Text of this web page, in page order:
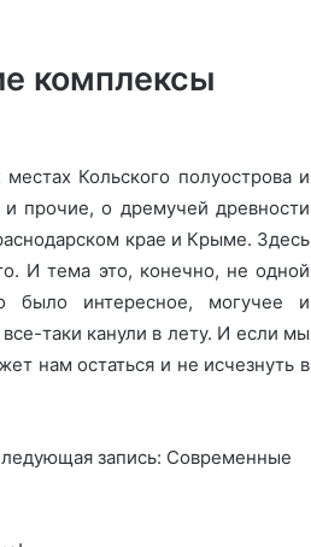
комплексы
Кольского полуострова и
и прочие, о дремучей древности
крае и Крыме. Здесь
И тема это, конечно, не одной
интересное, могучее и
таки канули в лету. И если мы
нам остаться и не исчезнуть в
запись: Современные